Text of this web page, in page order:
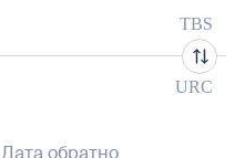
TBS
URC
Дата обратно